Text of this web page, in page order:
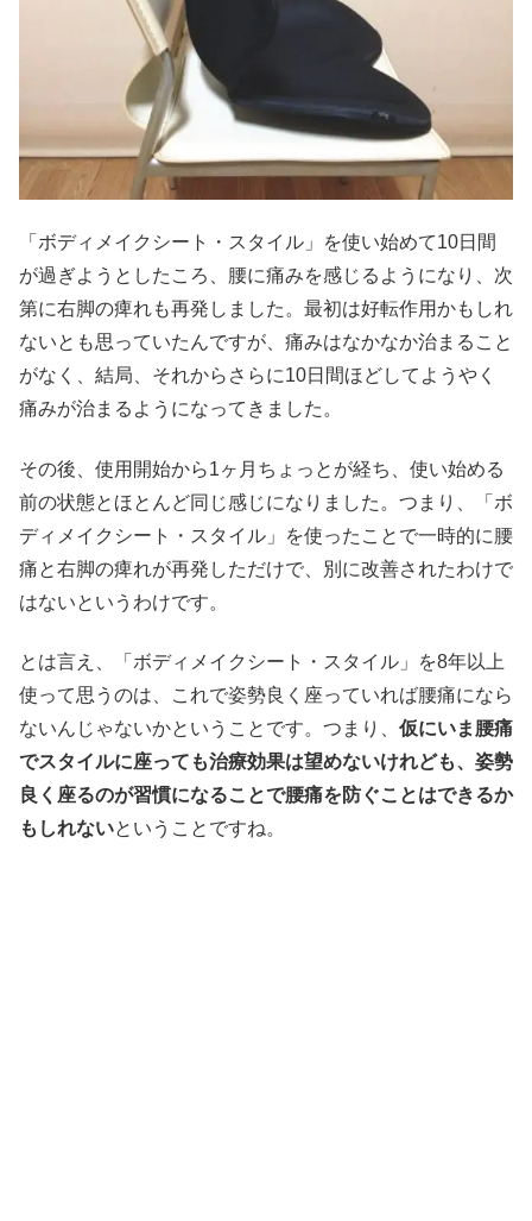
「ボディメイクシート・スタイル」を使い始めて10日間
が過ぎようとしたころ、腰に痛みを感じるようになり、次
第に右脚の痺れも再発しました。最初は好転作用かもしれ
ないとも思っていたんですが、痛みはなかなか治まること
がなく、結局、それからさらに10日間ほどしてようやく
痛みが治まるようになってきました。
その後、使用開始から1ヶ月ちょっとが経ち、使い始める
前の状態とほとんど同じ感じになりました。つまり、「ボ
ディメイクシート・スタイル」を使ったことで一時的に腰
痛と右脚の痺れが再発しただけで、別に改善されたわけで
はないというわけです。
とは言え、「ボディメイクシート・スタイル」を8年以上
使って思うのは、これで姿勢良く座っていれば腰痛になら
ないんじゃないかということです。つまり、 仮にいま腰痛
でスタイルに座っても治療効果は望めないけれども、姿勢
良く座るのが習慣になることで腰痛を防ぐことはできるか
もしれないということですね。